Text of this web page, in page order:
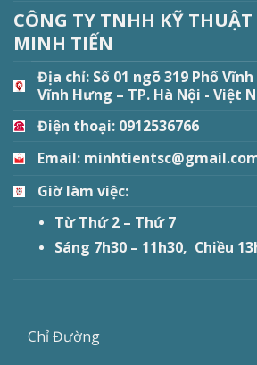
CÔNG TY TNHH KỸ THUẬT
MINH TIẾN
Địa chỉ: Số 01 ngõ 319 Phố
Vĩnh Hưng – TP. Hà Nội - Việt
Điện thoại: 0912536766
Email:
Giờ làm việc:
Từ Thứ 2 – Thứ 7
Sáng 7h30 – 11h30, Chiều
Chỉ Đường